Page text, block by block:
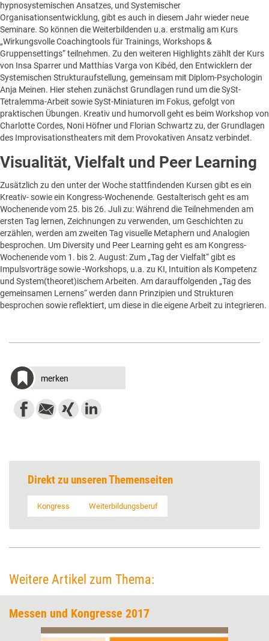
hypnosystemischen Ansatzes, und Systemischer
Organisationsentwicklung, gibt es auch in diesem Jahr wieder neue
Seminare. So können die Weiterbildenden u.a. erstmalig am Kurs
„Wirkungsvolle Coachingtools für Trainings, Workshops &
Gruppensettings“ teilnehmen. Zu den weiteren Highlights zählt der Kurs
von Insa Sparrer und Matthias Varga von Kibéd, den Entwicklern der
Systemischen Strukturaufstellung, gemeinsam mit Diplom-Psychologin
Anja Meinen. Hier stehen zunächst Grundlagen rund um die SySt-
Tetralemma-Arbeit sowie SySt-Miniaturen im Fokus, gefolgt von
praktischen Übungen. Kreativ und humorvoll geht es beim Workshop von
Charlotte Cordes, Noni Höfner und Florian Schwartz zu, der Grundlagen
des Improvisationstheaters mit dem Provokativen Ansatz verbindet.
Visualität, Vielfalt und Peer Learning
Zusätzlich zu den unter der Woche stattfindenden Kursen gibt es ein
Kreativ- sowie ein Kongress-Wochenende. Gestalterisch geht es am
Wochenende vom 25. bis 26. Juli zu: Während die Teilnehmenden am
ersten Tag lernen, Zeichnungen zu verwenden, um Geschichten zu
erzählen, werden am zweiten Tag visuelle Metaphern und Analogien
besprochen. Um Diversity und Peer Learning geht es am Kongress-
Wochenende vom 1. bis 2. August: Zum „Tag der Vielfalt“ gibt es
Impulsvorträge sowie -Workshops, u.a. zu KI, Intuition als Kompetenz
und System(theoret)ischem Arbeiten. Am darauffolgenden „Tag des
gemeinsamen Lernens“ werden dann Prinzipien und Strukturen
besprochen sowie reflektiert, um diese in die eigene Arbeit zu integrieren.
merken
Direkt zu unseren Themenseiten
Kongress Weiterbildungsberuf
Weitere Artikel zum Thema:
Messen und Kongresse 2017